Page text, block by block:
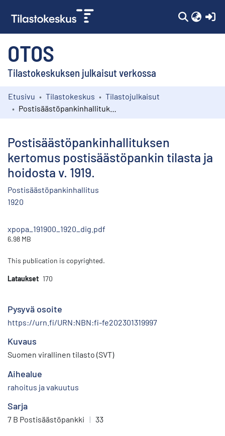
OTOS
Tilastokeskuksen julkaisut verkossa
Kokoelmat
Etusivu Tilastokeskus
Tilastojulkaisut
Postisäästöpankinhallituksen
kertomus postisäästöpankin tilasta ja
hoidosta v. 1919.
Postisäästöpankinhallitus
1920
xpopa_191900_1920_dig.pdf
6.98 MB
This publication is copyrighted.
Lataukset 170
Pysyvä osoite
https://urn.fi/URN:NBN:fi-fe202301319997
Kuvaus
Suomen virallinen tilasto (SVT)
Aihealue
rahoitus ja vakuutus
Sarja
7 B Postisäästöpankki | 33